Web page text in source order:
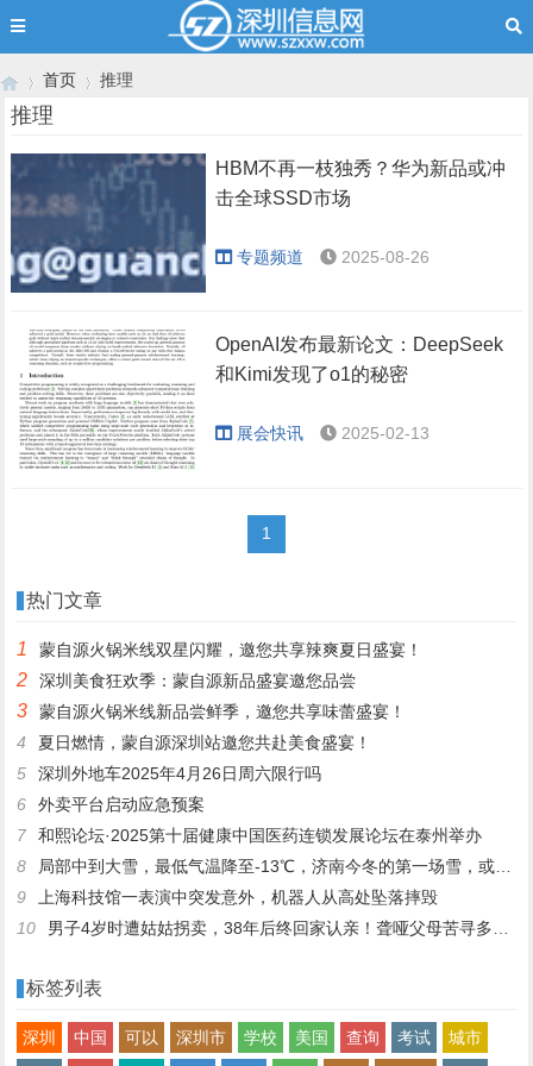
首页 推理
推理
HBM不再一枝独秀？华为新品或冲
击全球SSD市场
专题频道 2025-08-26
OpenAI发布最新论文：DeepSeek
和Kimi发现了o1的秘密
展会快讯 2025-02-13
1
热门文章
1 蒙自源火锅米线双星闪耀，邀您共享辣爽夏日盛宴！
2 深圳美食狂欢季：蒙自源新品盛宴邀您品尝
3
蒙自源火锅米线新品尝鲜季，邀您共享味蕾盛宴！
4
夏日燃情，蒙自源深圳站邀您共赴美食盛宴！
5
深圳外地车2025年4月26日周六限行吗
6
外卖平台启动应急预案
7
和熙论坛·2025第十届健康中国医药连锁发展论坛在泰州举办
8
局部中到大雪，最低气温降至-13℃，济南今冬的第一场雪，或跟去年同一时间！
9
上海科技馆一表演中突发意外，机器人从高处坠落摔毁
10
男子4岁时遭姑姑拐卖，38年后终回家认亲！聋哑父母苦寻多年，母亲已抱憾离世丨红星寻人
标签列表
深圳 中国 可以 深圳市 学校 美国 查询 考试
城市